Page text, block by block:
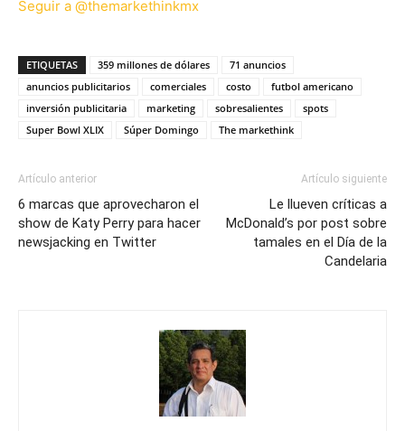
Seguir a @themarkethinkmx
ETIQUETAS 359 millones de dólares
71 anuncios
anuncios publicitarios
comerciales costo
futbol americano
inversión publicitaria
marketing sobresalientes
spots
Super Bowl XLIX
Súper Domingo The markethink
Artículo anterior
6 marcas que aprovecharon el
show de Katy Perry para hacer
newsjacking en Twitter
Artículo siguiente
Le llueven críticas a
McDonald’s por post sobre
tamales en el Día de la
Candelaria